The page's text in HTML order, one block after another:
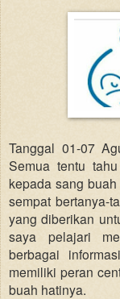
Tanggal 01-07
Semua tentu
kepada sang
sempat bertanya-
yang diberikan
saya pelajari
berbagai
memiliki peran
buah hatinya.